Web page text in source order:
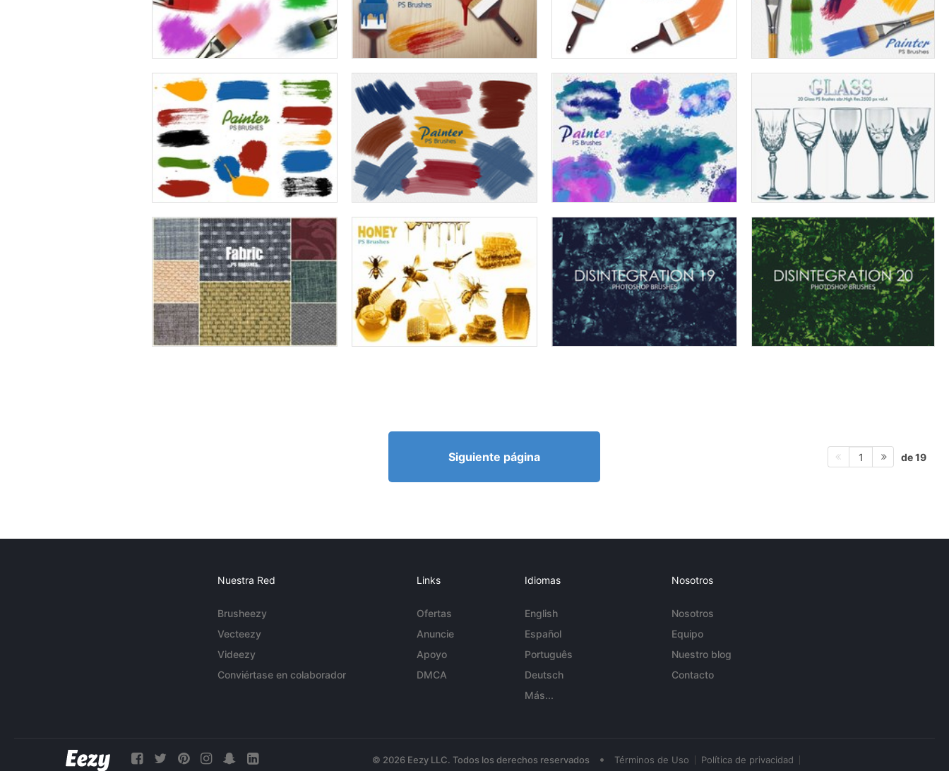
Siguiente página 1 de 19
Nuestra Red
Brusheezy
Vecteezy
Videezy
Conviértase en colaborador
Links
Ofertas
Anuncie
Apoyo
DMCA
Idiomas
English
Español
Português
Deutsch
Más...
Nosotros
Nosotros
Equipo
Nuestro blog
Contacto
© 2026 Eezy LLC. Todos los derechos reservados • Términos de Uso Política de privacidad